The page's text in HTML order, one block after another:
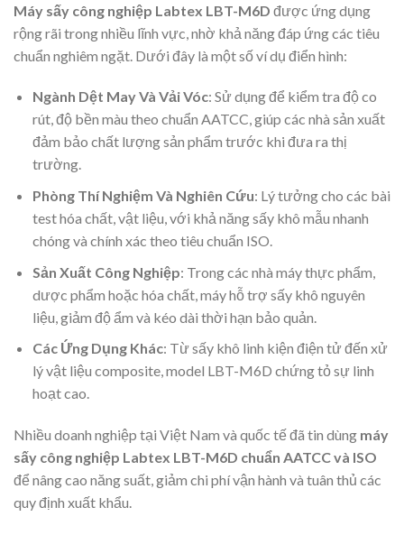
Máy sấy công nghiệp Labtex LBT-M6D được ứng dụng
rộng rãi trong nhiều lĩnh vực, nhờ khả năng đáp ứng các tiêu
chuẩn nghiêm ngặt. Dưới đây là một số ví dụ điển hình:
Ngành Dệt May Và Vải Vóc: Sử dụng để kiểm tra độ co
rút, độ bền màu theo chuẩn AATCC, giúp các nhà sản xuất
đảm bảo chất lượng sản phẩm trước khi đưa ra thị
trường.
Phòng Thí Nghiệm Và Nghiên Cứu: Lý tưởng cho các bài
test hóa chất, vật liệu, với khả năng sấy khô mẫu nhanh
chóng và chính xác theo tiêu chuẩn ISO.
Sản Xuất Công Nghiệp: Trong các nhà máy thực phẩm,
dược phẩm hoặc hóa chất, máy hỗ trợ sấy khô nguyên
liệu, giảm độ ẩm và kéo dài thời hạn bảo quản.
Các Ứng Dụng Khác: Từ sấy khô linh kiện điện tử đến xử
lý vật liệu composite, model LBT-M6D chứng tỏ sự linh
hoạt cao.
Nhiều doanh nghiệp tại Việt Nam và quốc tế đã tin dùng máy
sấy công nghiệp Labtex LBT-M6D chuẩn AATCC và ISO
để nâng cao năng suất, giảm chi phí vận hành và tuân thủ các
quy định xuất khẩu.